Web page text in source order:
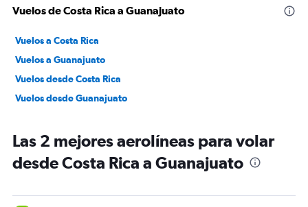
Vuelos de Costa Rica a Guanajuato
Vuelos a Costa Rica
Vuelos a Guanajuato
Vuelos desde Costa Rica
Vuelos desde Guanajuato
Las 2 mejores aerolíneas para volar
desde Costa Rica a Guanajuato